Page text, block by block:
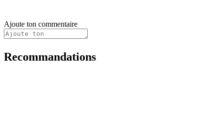
Ajoute ton commentaire
Recommandations